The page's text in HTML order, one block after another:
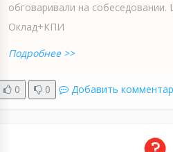
обговаривали на
Оклад+КПИ
Подробнее >>
0 0 Добавить